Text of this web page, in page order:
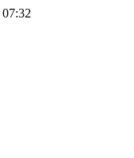
07:32